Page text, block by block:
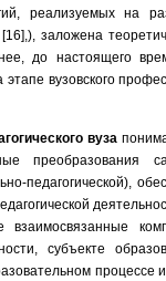
реализуемых на
), заложена
до настоящего
этапе вузовского
вуза
педагогической),
взаимосвязанные
субъекте
процессе